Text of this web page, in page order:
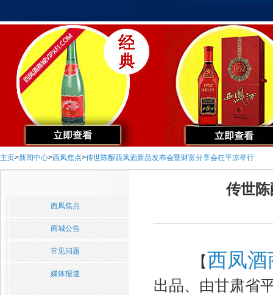
主页>新闻中心>西凤焦点>传世陈酿西凤酒新品发布会暨财富分享会在平凉举行
西凤焦点
商城公告
常见问题
媒体报道
传世
【西凤酒
出品、由甘肃省